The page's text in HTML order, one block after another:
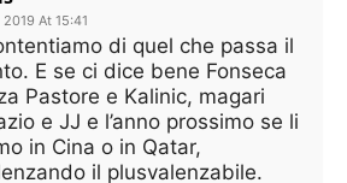
At 15:41
di quel che passa il
E se ci dice bene Fonseca
Pastore e Kalinic, magari
e JJ e l’anno prossimo se li
in Cina o in Qatar,
il plusvalenzabile.